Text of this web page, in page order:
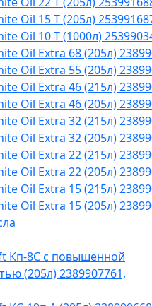
Oil 15 T (205л)
Oil 10 T (1000л)
Oil Extra 68 (205л)
Oil Extra 55 (205л)
Oil Extra 46 (215л)
Oil Extra 46 (205л)
Oil Extra 32 (215л)
Oil Extra 32 (205л)
Oil Extra 22 (215л)
Oil Extra 22 (205л)
Oil Extra 15 (215л)
Oil Extra 15 (205л)
Кп-8С с повышенной
(205л) 2389907761,